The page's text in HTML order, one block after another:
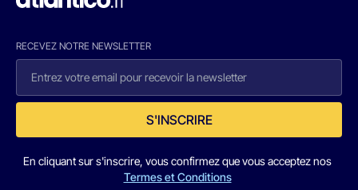
RECEVEZ NOTRE NEWSLETTER
S'INSCRIRE
En cliquant sur s'inscrire, vous confirmez que vous acceptez nos
Termes et Conditions